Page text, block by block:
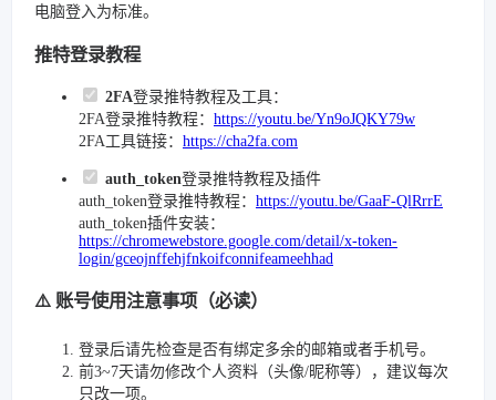
电脑登入为标准。
推特登录教程
2FA登录推特教程及工具：
2FA登录推特教程： https://youtu.be/Yn9oJQKY79w
2FA工具链接： https://cha2fa.com
auth_token登录推特教程及插件
auth_token登录推特教程： https://youtu.be/GaaF-QlRrrE
auth_token插件安装：
https://chromewebstore.google.com/detail/x-token-
login/gceojnffehjfnkoifconnifeameehhad
⚠️ 账号使用注意事项（必读）
登录后请先检查是否有绑定多余的邮箱或者手机号。
前3~7天请勿修改个人资料（头像/昵称等），建议每次
只改一项。